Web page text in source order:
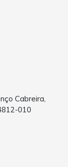
Cabreira,
010